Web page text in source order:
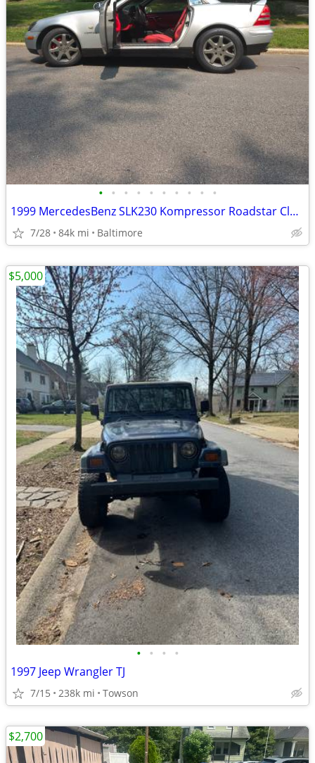
• • • • • • • • • •
1999 MercedesBenz SLK230 Kompressor Roadstar Clean Title & Low Mileage
7/28 84k mi Baltimore
• • • •
1997 Jeep Wrangler TJ
7/15 238k mi Towson
$5,000
$2,700